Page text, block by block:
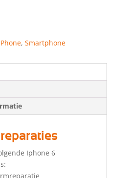
, Smartphone
Iphone 6